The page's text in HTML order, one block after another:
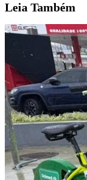
Leia Também